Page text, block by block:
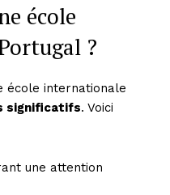
école
?
école internationale
significatifs. Voici
une attention